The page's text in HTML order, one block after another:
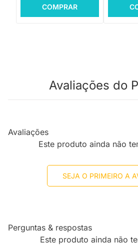
COMPRAR
Avaliações do
Avaliações
Este produto ainda não
SEJA O PRIMEIRO A
Perguntas & respostas
Este produto ainda não